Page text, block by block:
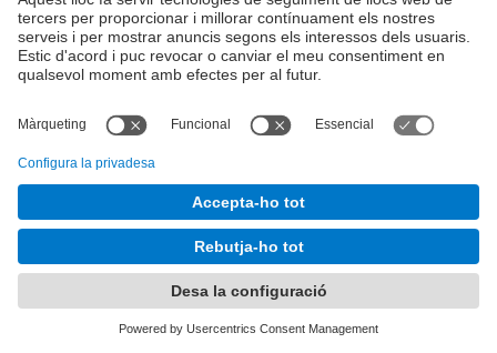
Bases_sorteig_MU.pdf
BASM2013.png
BASM2013pq.png
BCN.gif
BCS_pic3.jpg